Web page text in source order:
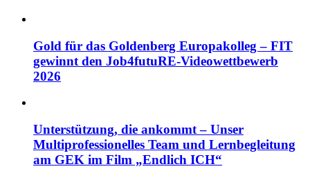
Gold für das Goldenberg Europakolleg – FIT
gewinnt den Job4futuRE-Videowettbewerb
2026
Unterstützung, die ankommt – Unser
Multiprofessionelles Team und Lernbegleitung
am GEK im Film „Endlich ICH“